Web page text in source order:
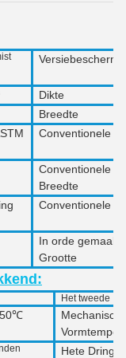
Dikte
Breedte
Conventionele
Conventionele
Breedte
Conventionele
In orde
Grootte
Het tweede
Hete